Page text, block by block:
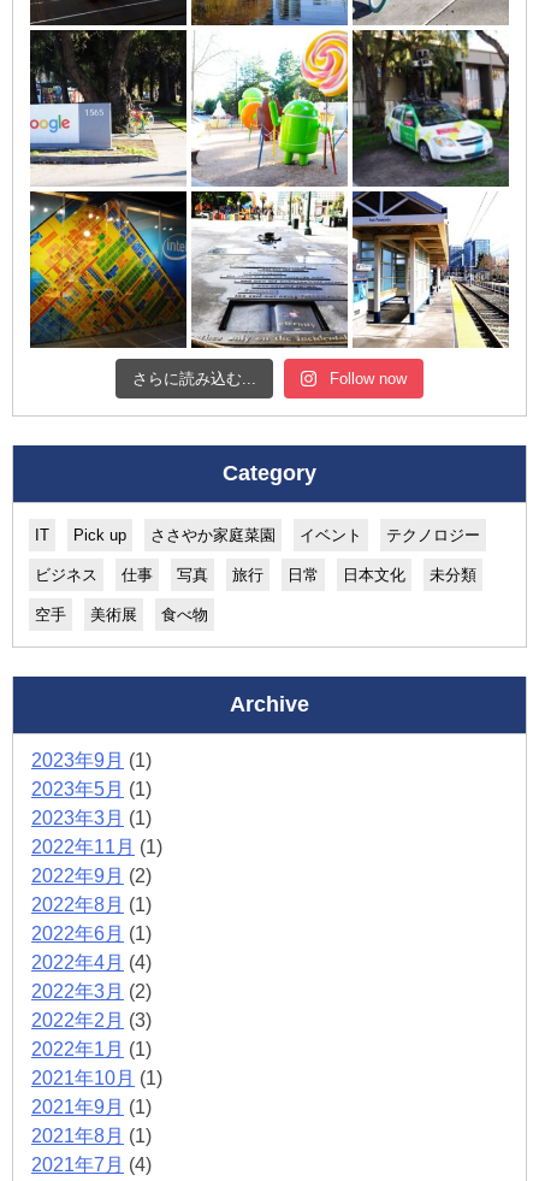
さらに読み込む... Follow now
Category
IT Pick up ささやか家庭菜園 イベント テクノロジー
ビジネス 仕事 写真 旅行 日常 日本文化 未分類
空手 美術展 食べ物
Archive
2023年9月 (1)
2023年5月 (1)
2023年3月 (1)
2022年11月 (1)
2022年9月 (2)
2022年8月 (1)
2022年6月 (1)
2022年4月 (4)
2022年3月 (2)
2022年2月 (3)
2022年1月 (1)
2021年10月 (1)
2021年9月 (1)
2021年8月 (1)
2021年7月 (4)